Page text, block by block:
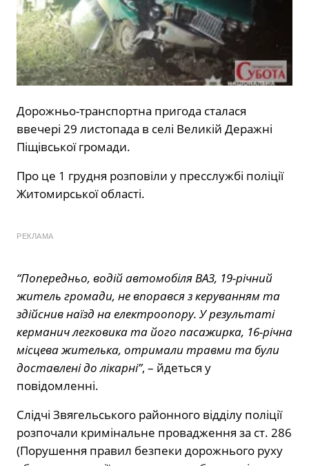
Дорожньо-транспортна пригода сталася
ввечері 29 листопада в селі Великій Деражні
Піщівської громади.
Про це 1 грудня розповіли у пресслужбі поліції
Житомирської області.
РЕКЛАМА
“Попередньо, водій автомобіля ВАЗ, 19-річний
житель громади, не впорався з керуванням та
здійснив наїзд на електроопору. У результаті
керманич легковика та його пасажирка, 16-річна
місцева жителька, отримали травми та були
доставлені до лікарні”, – йдеться у
повідомленні.
Слідчі Звягельського районного відділу поліції
розпочали кримінальне провадження за ст. 286
(Порушення правил безпеки дорожнього руху